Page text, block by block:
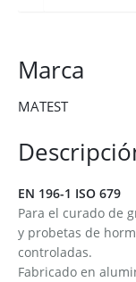
Marca
MATEST
EN 196-1 ISO 679
Para el curado de
y probetas de
controladas.
Fabricado en